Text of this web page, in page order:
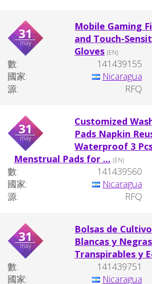
31
may
Mobile Gaming
and Touch-
Gloves (EN)
數:
141439155
國家:
Nicaragua
源:
RFQ
31
may
Customized
Pads Napkin
Waterproof 3
Menstrual Pads for ... (EN)
數:
141439560
國家:
Nicaragua
源:
RFQ
31
may
Bolsas de
Blancas y
Transpirables y
數:
141439751
國家:
Nicaragua